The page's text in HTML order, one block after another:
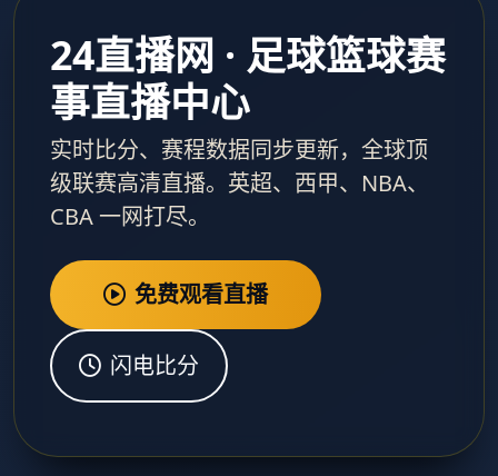
24直播网 · 足球篮球赛
事直播中心
实时比分、赛程数据同步更新，全球顶
级联赛高清直播。英超、西甲、NBA、
CBA 一网打尽。
免费观看直播
闪电比分